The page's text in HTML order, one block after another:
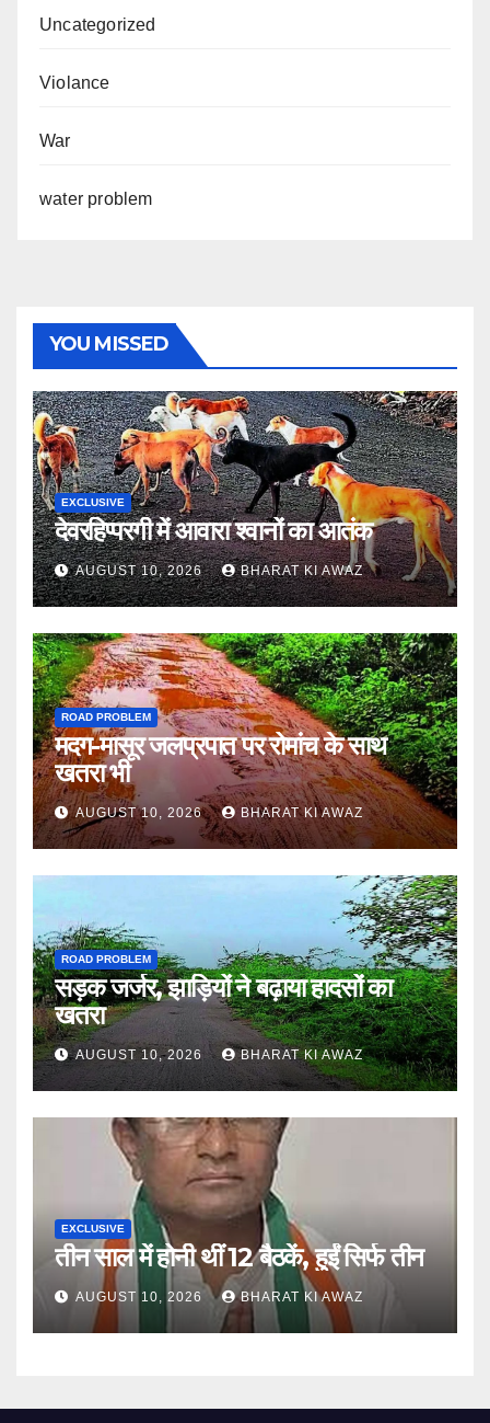
Uncategorized
Violance
War
water problem
YOU MISSED
EXCLUSIVE
देवरहिप्परगी में आवारा श्वानों का आतंक
AUGUST 10, 2026 BHARAT KI AWAZ
ROAD PROBLEM
मदग-मासूर जलप्रपात पर रोमांच के साथ
खतरा भी
AUGUST 10, 2026 BHARAT KI AWAZ
ROAD PROBLEM
सड़क जर्जर, झाड़ियों ने बढ़ाया हादसों का
खतरा
AUGUST 10, 2026 BHARAT KI AWAZ
EXCLUSIVE
तीन साल में होनी थीं 12 बैठकें, हुईं सिर्फ तीन
AUGUST 10, 2026 BHARAT KI AWAZ